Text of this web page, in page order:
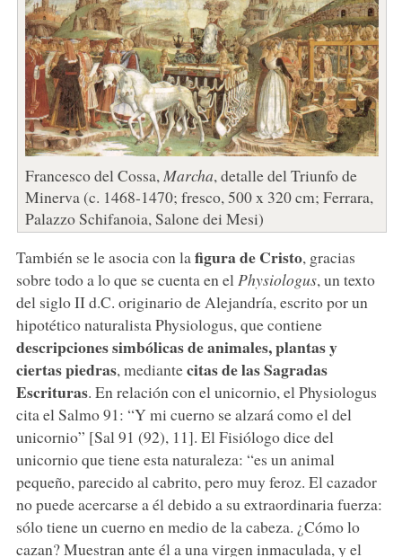
Francesco del Cossa, Marcha, detalle del Triunfo de
Minerva (c. 1468-1470; fresco, 500 x 320 cm; Ferrara,
Palazzo Schifanoia, Salone dei Mesi)
También se le asocia con la figura de Cristo, gracias
sobre todo a lo que se cuenta en el Physiologus, un texto
del siglo II d.C. originario de Alejandría, escrito por un
hipotético naturalista Physiologus, que contiene
descripciones simbólicas de animales, plantas y
ciertas piedras, mediantecitas de las Sagradas
Escrituras. En relación con el unicornio, el Physiologus
cita el Salmo 91: “Y mi cuerno se alzará como el del
unicornio” [Sal 91 (92), 11]. El Fisiólogo dice del
unicornio que tiene esta naturaleza: “es un animal
pequeño, parecido al cabrito, pero muy feroz. El cazador
no puede acercarse a él debido a su extraordinaria fuerza:
sólo tiene un cuerno en medio de la cabeza. ¿Cómo lo
cazan? Muestran ante él a una virgen inmaculada, y el